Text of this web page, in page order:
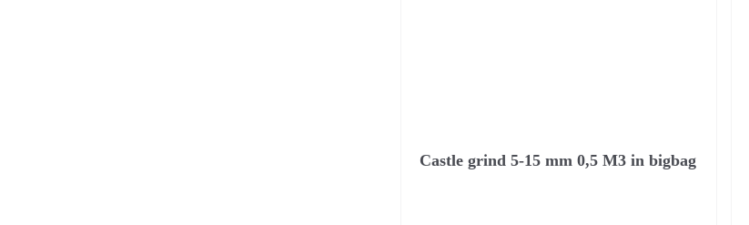
Castle grind 5-15 mm 0,5 M3 in bigbag